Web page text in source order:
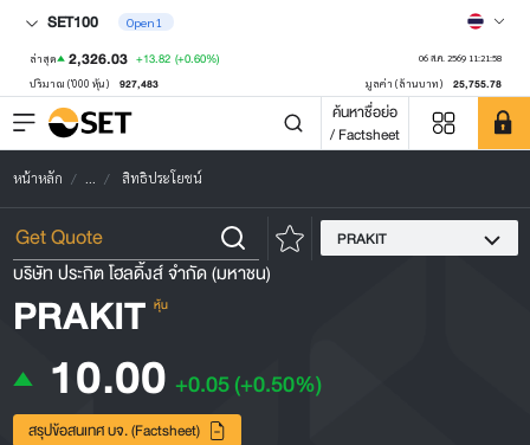
SET100 Open1
ล่าสุด 2,326.03 +13.82 (+0.60%) 06 ส.ค. 2569 11:21:58
ปริมาณ ('000 หุ้น) 927,483 มูลค่า (ล้านบาท) 25,755.78
ค้นหาชื่อย่อ
/ Factsheet
หน้าหลัก ... สิทธิประโยชน์
PRAKIT
บริษัท ประกิต โฮลดิ้งส์ จำกัด (มหาชน)
PRAKIT หุ้น
10.00 +0.05(+0.50%)
สรุปข้อสนเทศ บจ. (Factsheet)